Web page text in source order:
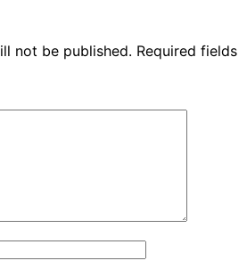
not be published. Required fields